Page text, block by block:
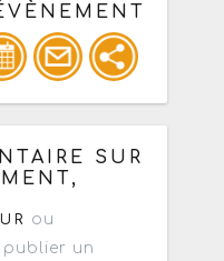
pour un
social
SUR
ou
un